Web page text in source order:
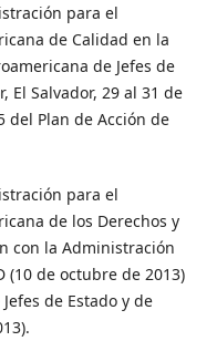
para el
de Calidad en la
de Jefes de
El Salvador, 29 al 31 de
del Plan de Acción de
para el
de los Derechos y
con la Administración
(10 de octubre de 2013)
de Estado y de